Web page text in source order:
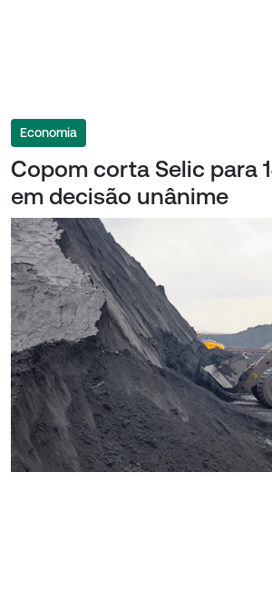
Economia
Copom corta Selic para
em decisão unânime